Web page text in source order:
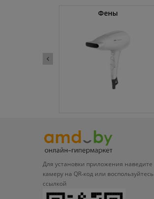
Фены
Для установки приложения наведите
камеру на QR‑код или воспользуйтесь
ссылкой